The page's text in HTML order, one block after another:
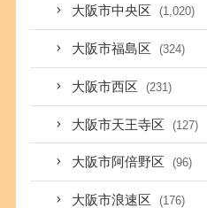
大阪市中央区 (1,020)
大阪市福島区 (324)
大阪市西区 (231)
大阪市天王寺区 (127)
大阪市阿倍野区 (96)
大阪市浪速区 (176)